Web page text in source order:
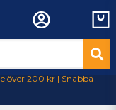
över 200 kr | Snabba